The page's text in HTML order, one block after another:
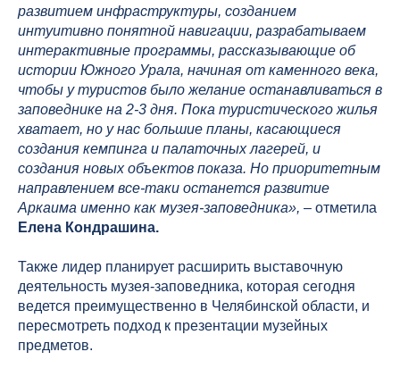
развитием инфраструктуры, созданием
интуитивно понятной навигации, разрабатываем
интерактивные программы, рассказывающие об
истории Южного Урала, начиная от каменного века,
чтобы у туристов было желание останавливаться в
заповеднике на 2-3 дня. Пока туристического жилья
хватает, но у нас большие планы, касающиеся
создания кемпинга и палаточных лагерей, и
создания новых объектов показа. Но приоритетным
направлением все-таки останется развитие
Аркаима именно как музея-заповедника», – отметила
Елена Кондрашина.
Также лидер планирует расширить выставочную
деятельность музея-заповедника, которая сегодня
ведется преимущественно в Челябинской области, и
пересмотреть подход к презентации музейных
предметов.